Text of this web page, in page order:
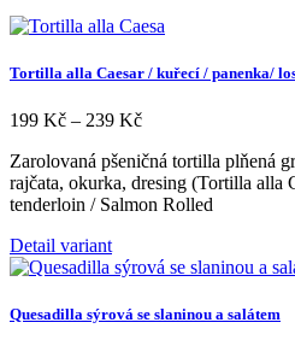
Tortilla alla Caesar / kuřecí / panenka/
199 Kč – 239 KčRozpětí
199 Kč
až
239 Kč
Zarolovaná pšeničná tortilla plňená
rajčata, okurka, dresing (Tortilla alla
tenderloin / Salmon Rolled
Tento
produkt
více
Detail variant
Quesadilla sýrová se slaninou a salátem